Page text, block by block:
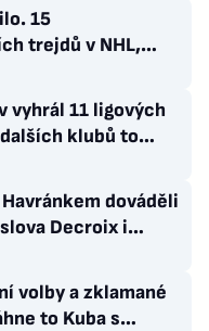
15
trejdů v NHL,
na poslední
vyhrál 11 ligových
klubů to
i víckrát
dováděli
Decroix i
volby a zklamané
to Kuba s